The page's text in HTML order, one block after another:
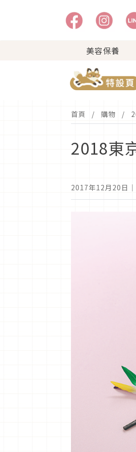
美容保養
首頁 購物
2018東
2017年12月20日